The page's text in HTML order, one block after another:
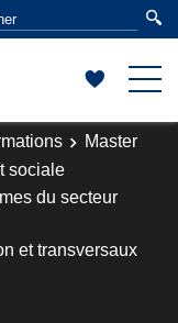
Master
sociale
du secteur
et transversaux